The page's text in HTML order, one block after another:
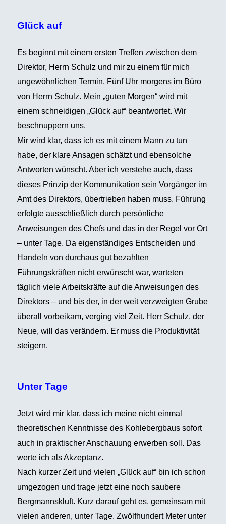
Glück auf
Es beginnt mit einem ersten Treffen zwischen dem
Direktor, Herrn Schulz und mir zu einem für mich
ungewöhnlichen Termin. Fünf Uhr morgens im Büro
von Herrn Schulz. Mein „guten Morgen“ wird mit
einem schneidigen „Glück auf“ beantwortet. Wir
beschnuppern uns.
Mir wird klar, dass ich es mit einem Mann zu tun
habe, der klare Ansagen schätzt und ebensolche
Antworten wünscht. Aber ich verstehe auch, dass
dieses Prinzip der Kommunikation sein Vorgänger im
Amt des Direktors, übertrieben haben muss. Führung
erfolgte ausschließlich durch persönliche
Anweisungen des Chefs und das in der Regel vor Ort
– unter Tage. Da eigenständiges Entscheiden und
Handeln von durchaus gut bezahlten
Führungskräften nicht erwünscht war, warteten
täglich viele Arbeitskräfte auf die Anweisungen des
Direktors – und bis der, in der weit verzweigten Grube
überall vorbeikam, verging viel Zeit. Herr Schulz, der
Neue, will das verändern. Er muss die Produktivität
steigern.
Unter Tage
Jetzt wird mir klar, dass ich meine nicht einmal
theoretischen Kenntnisse des Kohlebergbaus sofort
auch in praktischer Anschauung erwerben soll. Das
werte ich als Akzeptanz.
Nach kurzer Zeit und vielen „Glück auf“ bin ich schon
umgezogen und trage jetzt eine noch saubere
Bergmannskluft. Kurz darauf geht es, gemeinsam mit
vielen anderen, unter Tage.Zwölfhundert Meter unter